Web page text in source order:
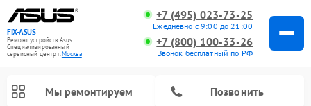
FIX-ASUS
Ремонт устройств Asus
Специализированный
cервисный центр г.Москва
+7 (495) 023-73-25
Ежедневно с 9:00 до 21:00
+7 (800) 100-33-26
Звонок бесплатный по РФ
Мы ремонтируем Позвонить